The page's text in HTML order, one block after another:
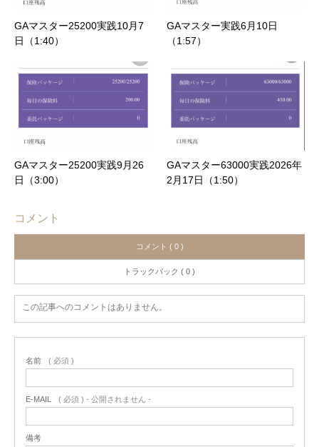
GAマスター25200実践10月7
日（1:40）
GAマスター実践6月10日
（1:57）
GAマスター25200実践9月26
日（3:00）
GAマスター63000実践2026年
2月17日（1:50）
コメント
コメント ( 0 )
トラックバック ( 0 )
この記事へのコメントはありません。
名前 ( 必須 )
E-MAIL ( 必須 ) - 公開されません -
備考